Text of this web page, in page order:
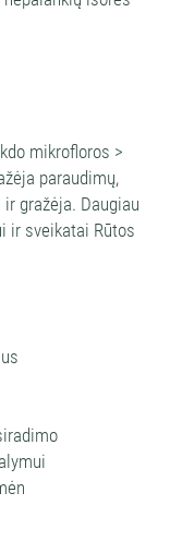
mikrofloros >
paraudimų,
gražėja. Daugiau
ir sveikatai Rūtos